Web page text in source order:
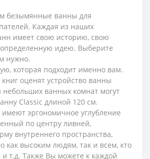
безымянные ванны для
Каждая из наших
имеет свою историю, свою
идею. Выберите
нужно.
которая подходит именно вам.
оценят устройство ванны
ванных комнат могут
Classic длиной 120 см.
эргономичное углубление
по центру ливней,
внутреннего пространства,
как высоким людям, так и всем, кто
и т.д. Также Вы можете к каждой